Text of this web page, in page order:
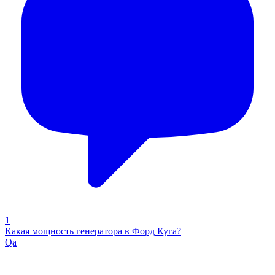
1
Какая мощность генератора в Форд Куга?
Qa